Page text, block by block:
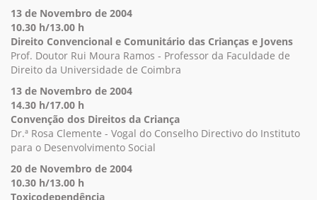
13 de Novembro de 2004
10.30 h/13.00 h
Direito Convencional e Comunitário das Crianças e Jovens
Prof. Doutor Rui Moura Ramos - Professor da Faculdade de
Direito da Universidade de Coimbra
13 de Novembro de 2004
14.30 h/17.00 h
Convenção dos Direitos da Criança
Dr.ª Rosa Clemente - Vogal do Conselho Directivo do Instituto
para o Desenvolvimento Social
20 de Novembro de 2004
10.30 h/13.00 h
Toxicodependência